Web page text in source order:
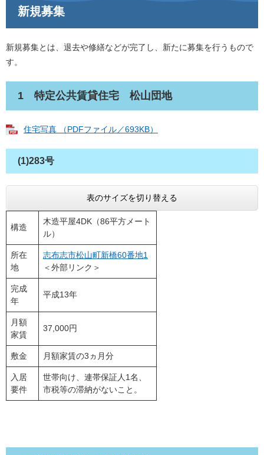
新規募集
新規募集とは、退去や修繕などが完了し、新たに募集を行うもので
す。
1 特定公共賃貸住宅 松山団地
住宅写真 （PDFファイル／693KB）
(1)283号
表のサイズを切り替える
構造
木造平屋4DK（86平方メート
ル）
所在
地
志布志市松山町新橋60番地1
＜外部リンク＞
完成
年
平成13年
月額
家賃
37,000円
敷金 月額家賃の3ヵ月分
入居
要件
世帯向け、連帯保証人1名、
市税等の滞納がないこと。